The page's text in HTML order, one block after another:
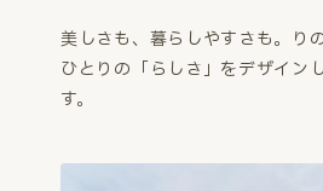
美しさも、暮らしやすさも。
り
ひとりの「らしさ」をデザイン
す。